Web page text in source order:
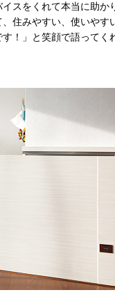
スをくれて本当に助か
住みやすい、使いやす
！」と笑顔で語ってく